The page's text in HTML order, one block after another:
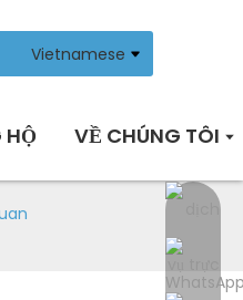
Vietnamese
HỘ VỀ CHÚNG TÔI